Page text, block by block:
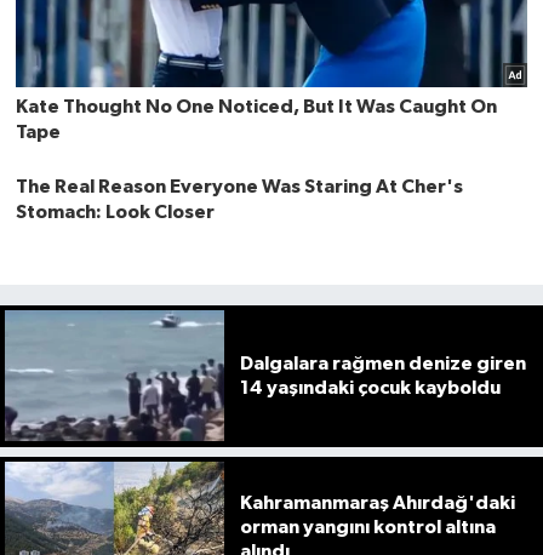
Dalgalara rağmen denize giren
14 yaşındaki çocuk kayboldu
Kahramanmaraş Ahırdağ'daki
orman yangını kontrol altına